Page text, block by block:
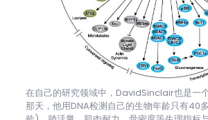
在自己的研究领域中，DavidSinclair也是一
那天，他用DNA检测自己的生物年龄只有40